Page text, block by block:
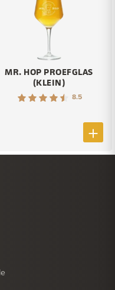
MR. HOP PROEFGLAS
(KLEIN)
8.5